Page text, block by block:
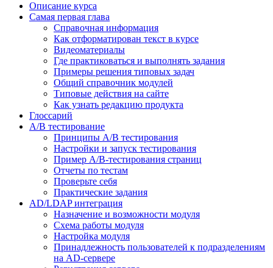
Описание курса
Самая первая глава
Справочная информация
Как отформатирован текст в курсе
Видеоматериалы
Где практиковаться и выполнять задания
Примеры решения типовых задач
Общий справочник модулей
Типовые действия на сайте
Как узнать редакцию продукта
Глоссарий
A/B тестирование
Принципы A/B тестирования
Настройки и запуск тестирования
Пример A/B-тестирования страниц
Отчеты по тестам
Проверьте себя
Практические задания
AD/LDAP интеграция
Назначение и возможности модуля
Схема работы модуля
Настройка модуля
Принадлежность пользователей к подразделениям
на AD-сервере